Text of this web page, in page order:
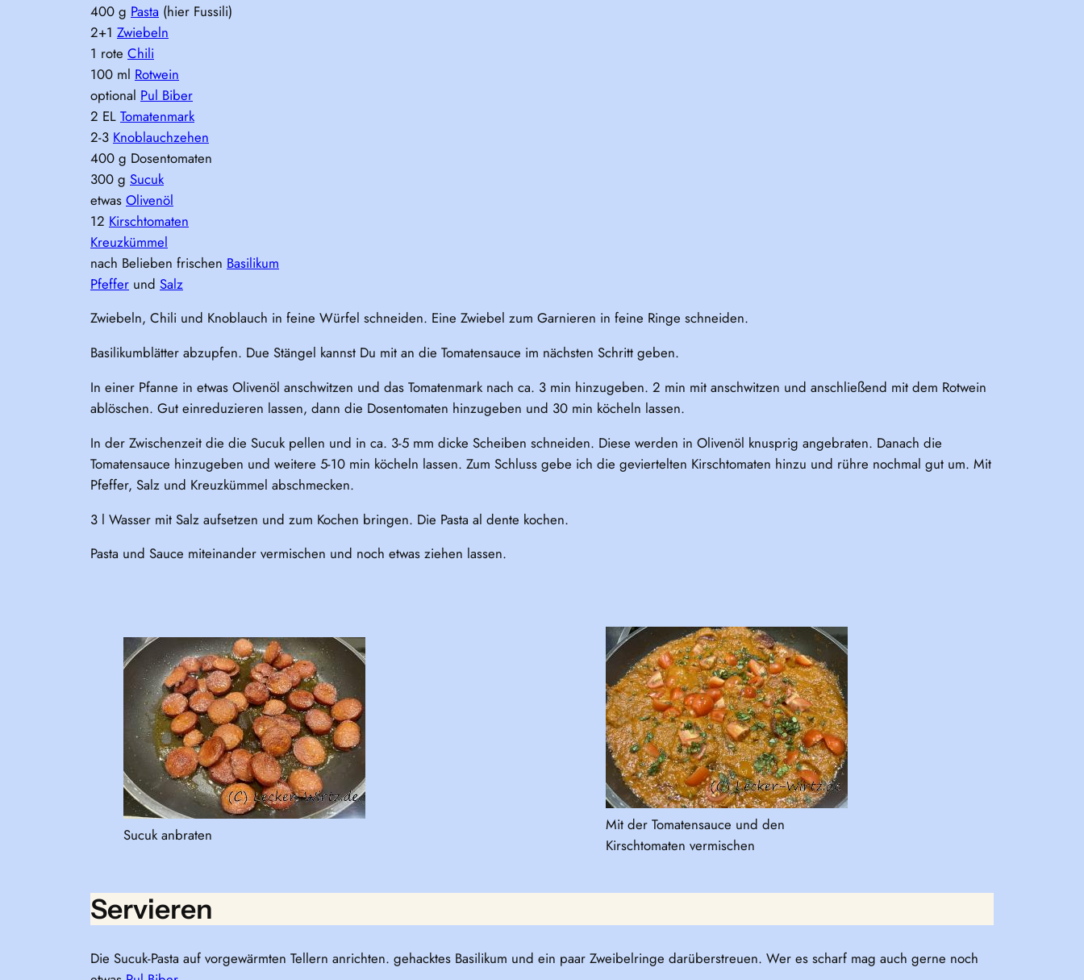
400 g Pasta (hier Fussili)
2+1 Zwiebeln
1 rote Chili
100 ml Rotwein
optional Pul Biber
2 EL Tomatenmark
2-3 Knoblauchzehen
400 g Dosentomaten
300 g Sucuk
etwas Olivenöl
12 Kirschtomaten
Kreuzkümmel
nach Belieben frischen Basilikum
Pfeffer und Salz
Zwiebeln, Chili und Knoblauch in feine Würfel schneiden. Eine Zwiebel zum Garnieren in feine Ringe schneiden.
Basilikumblätter abzupfen. Due Stängel kannst Du mit an die Tomatensauce im nächsten Schritt geben.
In einer Pfanne in etwas Olivenöl anschwitzen und das Tomatenmark nach ca. 3 min hinzugeben. 2 min mit anschwitzen und anschließend mit dem Rotwein
ablöschen. Gut einreduzieren lassen, dann die Dosentomaten hinzugeben und 30 min köcheln lassen.
In der Zwischenzeit die die Sucuk pellen und in ca. 3-5 mm dicke Scheiben schneiden. Diese werden in Olivenöl knusprig angebraten. Danach die
Tomatensauce hinzugeben und weitere 5-10 min köcheln lassen. Zum Schluss gebe ich die geviertelten Kirschtomaten hinzu und rühre nochmal gut um. Mit
Pfeffer, Salz und Kreuzkümmel abschmecken.
3 l Wasser mit Salz aufsetzen und zum Kochen bringen. Die Pasta al dente kochen.
Pasta und Sauce miteinander vermischen und noch etwas ziehen lassen.
Sucuk anbraten
Mit der Tomatensauce und den
Kirschtomaten vermischen
Servieren
Die Sucuk-Pasta auf vorgewärmten Tellern anrichten. gehacktes Basilikum und ein paar Zweibelringe darüberstreuen. Wer es scharf mag auch gerne noch